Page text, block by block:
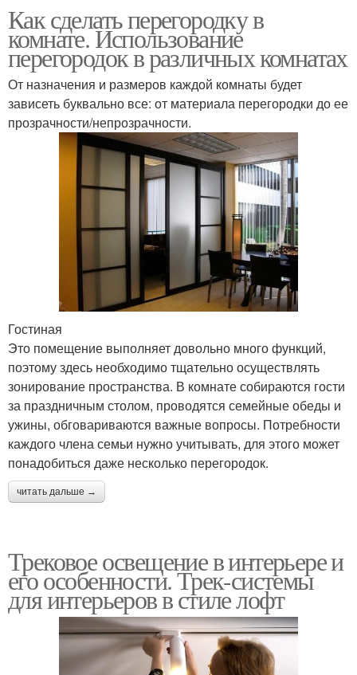
Как сделать перегородку в
комнате. Использование
перегородок в различных комнатах
От назначения и размеров каждой комнаты будет
зависеть буквально все: от материала перегородки до ее
прозрачности/непрозрачности.
Гостиная
Это помещение выполняет довольно много функций,
поэтому здесь необходимо тщательно осуществлять
зонирование пространства. В комнате собираются гости
за праздничным столом, проводятся семейные обеды и
ужины, обговариваются важные вопросы. Потребности
каждого члена семьи нужно учитывать, для этого может
понадобиться даже несколько перегородок.
читать дальше →
Трековое освещение в интерьере и
его особенности. Трек-системы
для интерьеров в стиле лофт